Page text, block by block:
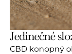
Jedinečné
CBD konopný